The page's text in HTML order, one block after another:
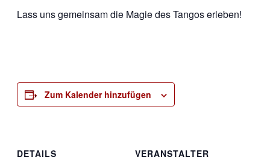
Lass uns gemeinsam die Magie des Tangos erleben!
Zum Kalender hinzufügen
DETAILS
VERANSTALTER